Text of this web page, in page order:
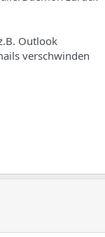
Outlook
verschwinden